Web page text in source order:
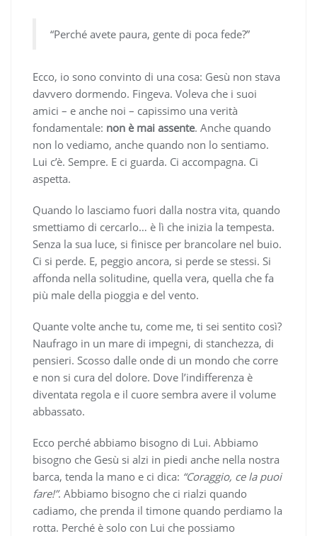
“Perché avete paura, gente di poca fede?”
Ecco, io sono convinto di una cosa: Gesù non stava
davvero dormendo. Fingeva. Voleva che i suoi
amici – e anche noi – capissimo una verità
fondamentale: non è mai assente. Anche quando
non lo vediamo, anche quando non lo sentiamo.
Lui c’è. Sempre. E ci guarda. Ci accompagna. Ci
aspetta.
Quando lo lasciamo fuori dalla nostra vita, quando
smettiamo di cercarlo… è lì che inizia la tempesta.
Senza la sua luce, si finisce per brancolare nel buio.
Ci si perde. E, peggio ancora, si perde se stessi. Si
affonda nella solitudine, quella vera, quella che fa
più male della pioggia e del vento.
Quante volte anche tu, come me, ti sei sentito così?
Naufrago in un mare di impegni, di stanchezza, di
pensieri. Scosso dalle onde di un mondo che corre
e non si cura del dolore. Dove l’indifferenza è
diventata regola e il cuore sembra avere il volume
abbassato.
Ecco perché abbiamo bisogno di Lui. Abbiamo
bisogno che Gesù si alzi in piedi anche nella nostra
barca, tenda la mano e ci dica: “Coraggio, ce la puoi
fare!”. Abbiamo bisogno che ci rialzi quando
cadiamo, che prenda il timone quando perdiamo la
rotta. Perché è solo con Lui che possiamo